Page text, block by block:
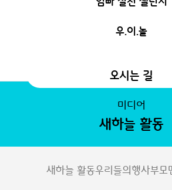
우.이.놀
오시는 길
미디어
새하늘 활동
새하늘 활동우리들의행사부모